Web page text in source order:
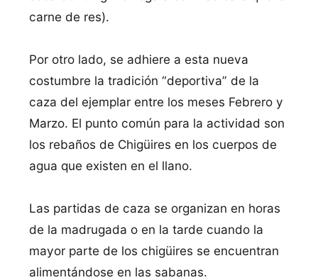
carne de res).
Por otro lado, se adhiere a esta nueva
costumbre la tradición “deportiva” de la
caza del ejemplar entre los meses Febrero y
Marzo. El punto común para la actividad son
los rebaños de Chigüires en los cuerpos de
agua que existen en el llano.
Las partidas de caza se organizan en horas
de la madrugada o en la tarde cuando la
mayor parte de los chigüires se encuentran
alimentándose en las sabanas.